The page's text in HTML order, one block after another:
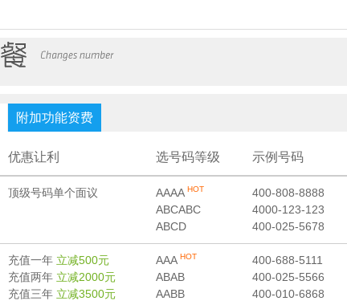
附加功能资费
优惠让利 选号码等级 示例号码
顶级号码单个面议 AAAA HOT
ABCABC
ABCD
400-808-8888
4000-123-123
400-025-5678
充值一年 立减500元
充值两年 立减2000元
充值三年 立减3500元
AAA HOT
ABAB
AABB
400-688-5111
400-025-5566
400-010-6868